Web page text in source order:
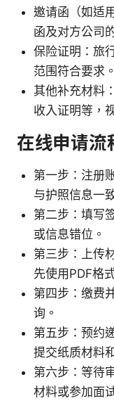
邀请函（如适
函及对方公司
保险证明：旅
范围符合要求。
其他补充材料
收入证明等，
在线申请流
第一步：注册
与护照信息一
第二步：填写
或信息错位。
第三步：上传
先使用PDF格
第四步：缴费
询。
第五步：预约
提交纸质材料
第六步：等待
材料或参加面